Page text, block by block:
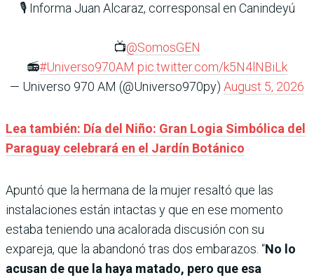
🎙️ Informa Juan Alcaraz, corresponsal en Canindeyú
📺@SomosGEN
📻#Universo970AM pic.twitter.com/k5N4lNBiLk
— Universo 970 AM (@Universo970py) August 5, 2026
Lea también: Día del Niño: Gran Logia Simbólica del
Paraguay celebrará en el Jardín Botánico
Apuntó que la hermana de la mujer resaltó que las
instalaciones están intactas y que en ese momento
estaba teniendo una acalorada discusión con su
expareja, que la abandonó tras dos embarazos. “No lo
acusan de que la haya matado, pero que esa